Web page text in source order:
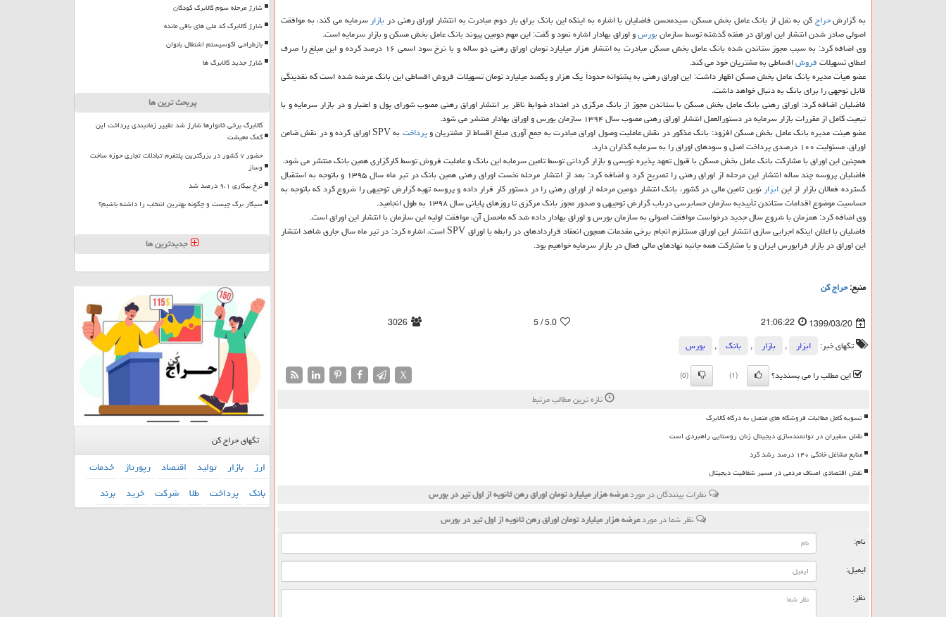
به گزارشحراجکن به نقل از بانک عامل بخش مسکن، سیدمحسن فاضلیان با اشاره به اینکه این بانک برای بار دوم مبادرت به انتشار اوراق رهنی دربازارسرمایه می کند، به موافقت
اصولی صادر شدن انتشار این اوراق در هفته گذشته توسط سازمانبورسو اوراق بهادار اشاره نمود و گفت: این مهم دومین پیوند بانک عامل بخش مسکن و بازار سرمایه است.
وی اضافه کرد: به سبب مجوز ستاندن شده بانک عامل بخش مسکن مبادرت به انتشار هزار میلیارد تومان اوراق رهنی دو ساله و با نرخ سود اسمی ۱۶ درصد کرده و این مبلغ را صرف
اعطای تسهیلاتفروشاقساطی به مشتریان خود می کند.
عضو هیأت مدیره بانک عامل بخش مسکن اظهار داشت: این اوراق رهنی به پشتوانه حدوداً یک هزار و یکصد میلیارد تومان تسهیلات فروش اقساطی این بانک عرضه شده است که نقدینگی
قابل توجهی را برای بانک به دنبال خواهد داشت.
فاضلیان اضافه کرد: اوراق رهنی بانک عامل بخش مسکن با ستاندن مجوز از بانک مرکزی در امتداد ضوابط ناظر بر انتشار اوراق رهنی مصوب شورای پول و اعتبار و در بازار سرمایه و با
تبعیت کامل از مقررات بازار سرمایه در دستورالعمل انتشار اوراق رهنی مصوب سال ۱۳۹۴ سازمان بورس و اوراق بهادار منتشر می شود.
عضو هیئت مدیره بانک عامل بخش مسکن افزود: بانک مذکور در نقش عاملیت وصول اوراق مبادرت به جمع آوری مبلغ اقساط از مشتریان وپرداخت
به SPV اوراق کرده و در نقش ضامن
اوراق، مسئولیت ۱۰۰ درصدی پرداخت اصل و سودهای اوراق را به سرمایه گذاران دارد.
همچنین این اوراق با مشارکت بانک عامل بخش مسکن با قبول تعهد پذیره نویسی و بازار گردانی توسط تامین سرمایه این بانک و عاملیت فروش توسط کارگزاری همین بانک منتشر می شود.
فاضلیان پروسه چند ساله انتشار این مرحله از اوراق رهنی را تصریح کرد و اضافه کرد: بعد از انتشار مرحله نخست اوراق رهنی همین بانک در تیر ماه سال ۱۳۹۵ و باتوجه به استقبال
گسترده فعالان بازار از اینابزارنوین تامین مالی در کشور، بانک انتشار دومین مرحله از اوراق رهنی را در دستور کار قرار داده و پروسه تهیه گزارش توجیهی را شروع کرد که باتوجه به
حساسیت موضوع اقدامات ستاندن تأییدیه سازمان حسابرسی درباب گزارش توجیهی و صدور مجوز بانک مرکزی تا روزهای پایانی سال ۱۳۹۸ به طول انجامید.
وی اضافه کرد: همزمان با شروع سال جدید درخواست موافقت اصولی به سازمان بورس و اوراق بهادار داده شد که ماحصل آن، موافقت اولیه این سازمان با انتشار این اوراق است.
فاضلیان با اعلان اینکه اجرایی سازی انتشار این اوراق مستلزم انجام برخی مقدمات همچون انعقاد قراردادهای در رابطه با اوراق SPV است، اشاره کرد: در تیر ماه سال جاری شاهد انتشار
این اوراق در بازار فرابورس ایران و با مشارکت همه جانبه نهادهای مالی فعال در بازار سرمایه خواهیم بود.
منبع:حراج كن
1399/03/20
21:06:22
5.0
/ 5
3026
تگهای خبر:
ابزار , بازار , بانك ,
بورس
این مطلب را می پسندید؟
(1)
(0)
X
تازه ترین مطالب مرتبط
تسویه کامل مطالبات فروشگاه های متصل به درگاه کالابرگ
نقش سفیران در توانمندسازی دیجیتال زنان روستایی راهبردی است
منابع مشاغل خانگی ۱۴۰ درصد رشد کرد
نقش اقتصادی اصناف مردمی در مسیر شفافیت دیجیتال
نظرات بینندگان در موردعرضه هزار میلیارد تومان اوراق رهن ثانویه از اول تیر در بورس
نظر شما در موردعرضه هزار میلیارد تومان اوراق رهن ثانویه از اول تیر در بورس
نام:
ایمیل:
نظر:
شارژ مرحله سوم کالابرگ کودکان
شارژ کالابرگ کد ملی های باقی مانده
بازطراحی اکوسیستم اشتغال بانوان
شارژ جدید کالابرگ ها
پربحث ترین ها
کالابرگ برخی خانوارها شارژ شد تغییر زمانبندی پرداخت این
کمک معیشت
حضور ۷ کشور در بزرگترین پلتفرم تبادلات تجاری حوزه ساخت
وساز
نرخ بیکاری ۹،۱ درصد شد
سیگار برگ چیست و چگونه بهترین انتخاب را داشته باشیم؟
جدیدترین ها
تگهای حراج کن
ارز بازار تولید اقتصاد رپورتاژ خدمات
بانك پرداخت طلا شركت خرید برند